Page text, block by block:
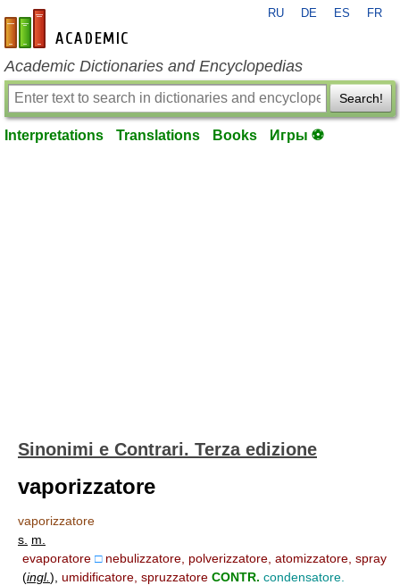
en-academic.com
RU DE ES FR
Academic Dictionaries and Encyclopedias
Search!
Interpretations Translations Books Игры ⚽
Sinonimi e Contrari. Terza edizione
vaporizzatore
vaporizzatore
s. m.
evaporatore □ nebulizzatore, polverizzatore, atomizzatore, spray
(ingl.) umidificatore, spruzzatore CONTR. condensatore.